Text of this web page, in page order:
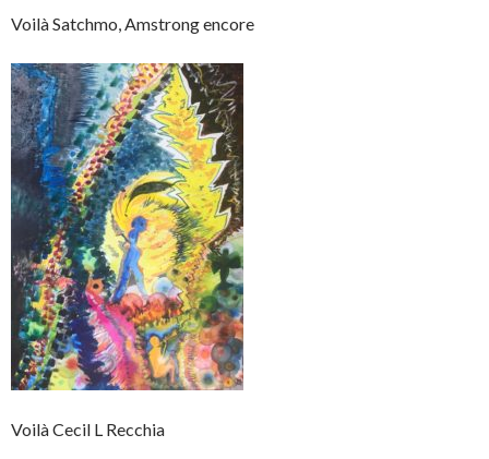
Voilà Satchmo, Amstrong encore
Voilà Cecil L Recchia